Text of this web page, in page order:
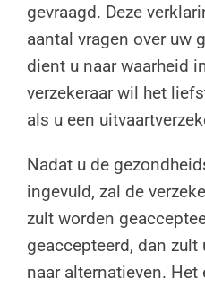
gevraagd. Deze
aantal vragen over uw
dient u naar waarheid
verzekeraar wil het
als u een
Nadat u de
ingevuld, zal de
zult worden
geaccepteerd, dan
naar alternatieven. Het